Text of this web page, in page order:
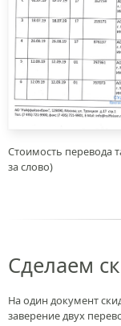
Стоимость перевода
за слово)
Сделаем
На один документ
заверение двух